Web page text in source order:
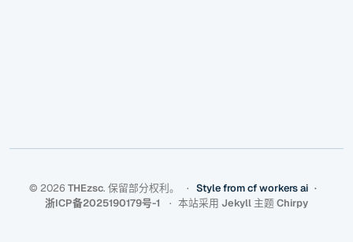
© 2026 THEzsc. 保留部分权利。
Style from cf workers ai
浙ICP备2025190179号-1
本站采用Jekyll 主题Chirpy